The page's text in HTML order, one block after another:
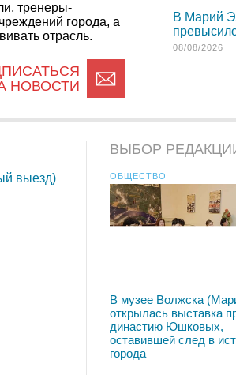
тренеры-
города, а
отрасль.
НОВОСТИ
В Марий
08/08/2026
выезд)
ВЫБОР
ОБЩЕСТВО
В музее Волжска
открылась выставка
династию Юшковых,
оставившей след в
города